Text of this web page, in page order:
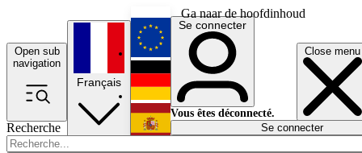
Ga naar de hoofdinhoud
Open sub
navigation
Close menu
Recherche
Français
English
Deutsch
Español
Se connecter
Vous êtes déconnecté.
Se connecter